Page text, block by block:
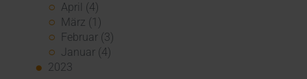
April (4)
März (1)
Februar (3)
Januar (4)
2023